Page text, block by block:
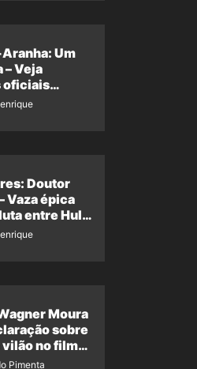
Um
– Veja
oficiais
do Hulk
Doutor
Vaza épica
entre Hulk
Moura
sobre
vilão no filme
Pimenta